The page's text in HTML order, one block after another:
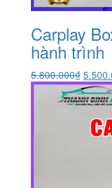
Carplay
hành trình
5.800.000₫ Giá
gốc
là: